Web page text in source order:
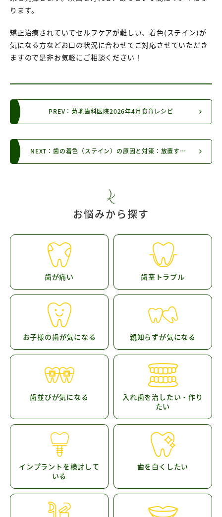
ります。
矯正治療されていてセルフケアが難しい、着色(ステイン)が
気になる方などお口の状況に合わせてご対応させていただき
ますので是非お気軽にご相談ください！
PREV：菊地歯科医院2026年4月食育レシピ
NEXT：歯の着色（ステイン）の原因と対策：放置するリスクからプロのケアまで徹底解説
お悩みから探す
歯が痛い 歯茎トラブル
お子様の歯が気になる 親知らずが気になる
歯並びが気になる
入れ歯を治したい・作り
たい
インプラントを検討して
いる
歯を白くしたい